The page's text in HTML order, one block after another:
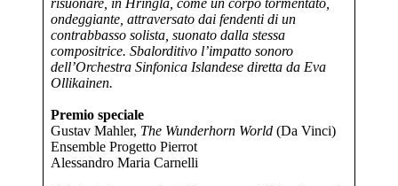
risuonare, in Hringla, come un corpo tormentato,
ondeggiante, attraversato dai fendenti di un
contrabbasso solista, suonato dalla stessa
compositrice. Sbalorditivo l’impatto sonoro
dell’Orchestra Sinfonica Islandese diretta da Eva
Ollikainen.
Premio speciale
Gustav Mahler, The Wunderhorn World (Da Vinci)
Ensemble Progetto Pierrot
Alessandro Maria Carnelli